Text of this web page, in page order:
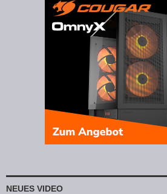
NEUES VIDEO